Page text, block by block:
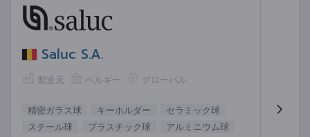
Saluc S.A.
製造元 ベルギー グローバル
精密ガラス球 キーホルダー
セラミック球
スチール球
プラスチック球
アルミニウム球